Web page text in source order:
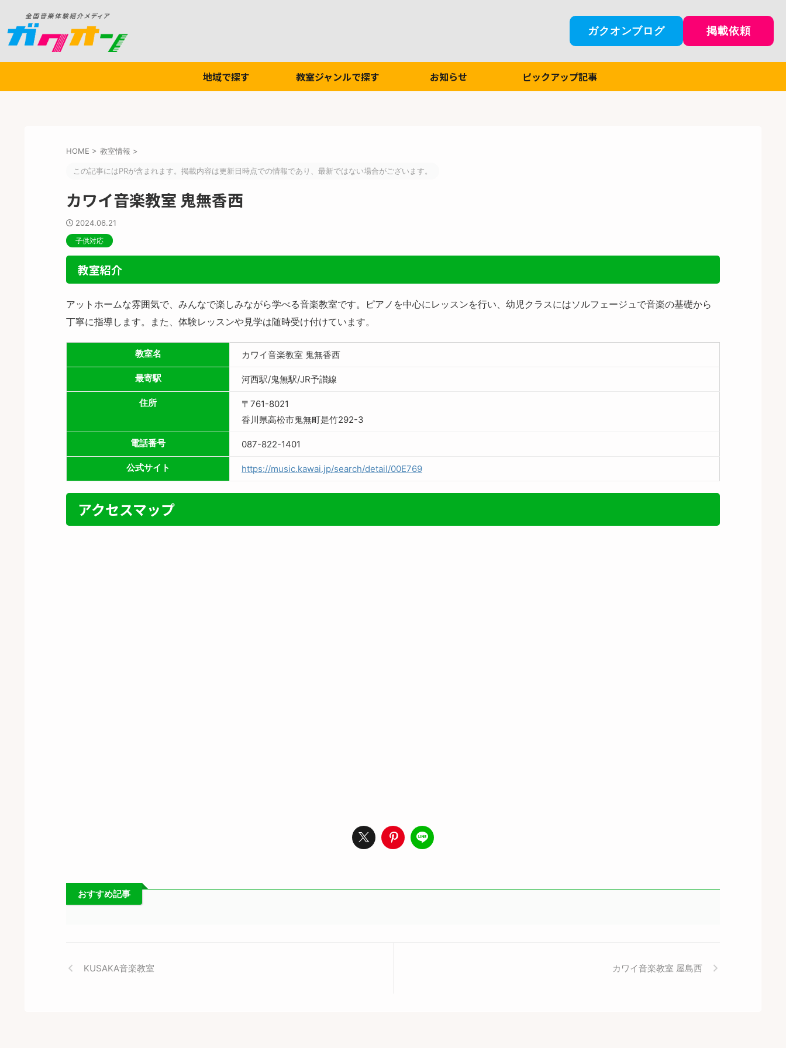
ガクオンブログ 掲載依頼
地域で探す 教室ジャンルで探す お知らせ ピックアップ記事
HOME > 教室情報 >
この記事にはPRが含まれます。掲載内容は更新日時点での情報であり、最新ではない場合がございます。
カワイ音楽教室 鬼無香西
2024.06.21
子供対応
教室紹介
アットホームな雰囲気で、みんなで楽しみながら学べる音楽教室です。ピアノを中心にレッスンを行い、幼児クラスにはソルフェージュで音楽の基礎から
丁寧に指導します。また、体験レッスンや見学は随時受け付けています。
教室名 カワイ音楽教室 鬼無香西
最寄駅 河西駅/鬼無駅/JR予讃線
住所
〒761-8021
香川県高松市鬼無町是竹292-3
電話番号 087-822-1401
公式サイト https://music.kawai.jp/search/detail/00E769
アクセスマップ
おすすめ記事
KUSAKA音楽教室 カワイ音楽教室 屋島西